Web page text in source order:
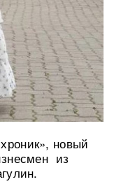
новый
из